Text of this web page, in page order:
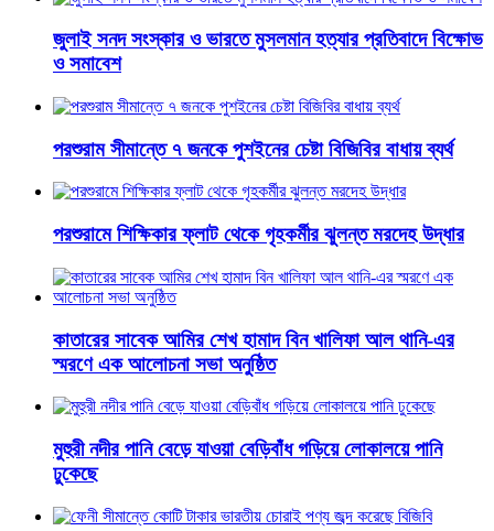
জুলাই সনদ সংস্কার ও ভারতে মুসলমান হত্যার প্রতিবাদে বিক্ষোভ
ও সমাবেশ
পরশুরাম সীমান্তে ৭ জনকে পুশইনের চেষ্টা বিজিবির বাধায় ব্যর্থ
পরশুরামে শিক্ষিকার ফ্লাট থেকে গৃহকর্মীর ঝুলন্ত মরদেহ উদ্ধার
কাতারের সাবেক আমির শেখ হামাদ বিন খালিফা আল থানি-এর
স্মরণে এক আলোচনা সভা অনুষ্ঠিত
মুহুরী নদীর পানি বেড়ে যাওয়া বেড়িবাঁধ গড়িয়ে লোকালয়ে পানি
ঢুকেছে